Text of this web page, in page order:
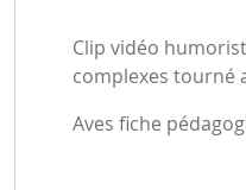
Clip vidéo
complexes tourné
Aves fiche